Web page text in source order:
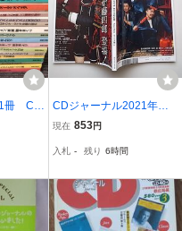
冊 CD
冊 19
楽 新
CDジャーナル2021年春
号【表紙&巻頭】舞台『刀
(北村 諒)
現在 853円
入札 - 残り 6時間